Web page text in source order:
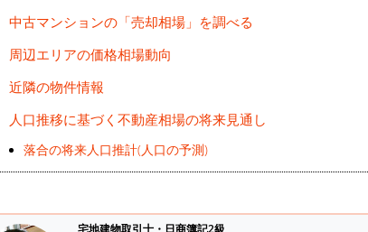
中古マンションの「売却相場」を調べる
周辺エリアの価格相場動向
近隣の物件情報
人口推移に基づく不動産相場の将来見通し
落合の将来人口推計(人口の予測)
宅地建物取引士・日商簿記2級